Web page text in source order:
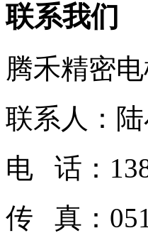
联系我们
腾禾精密
联系人：
电 话：
传 真：